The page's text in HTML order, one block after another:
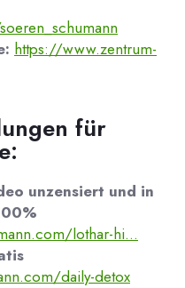
https://www.zentrum-
für
unzensiert und in
lothar-hi...
daily-detox